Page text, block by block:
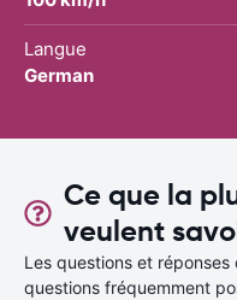
Langue
German
Ce que la
veulent
Les questions et
questions fréquemment